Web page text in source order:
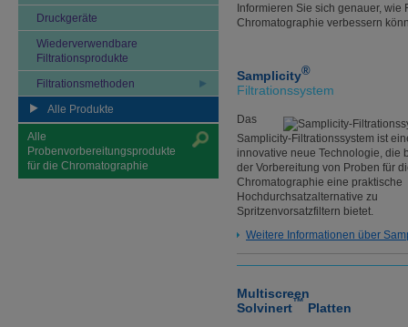
Druckgeräte
Wiederverwendbare
Filtrationsprodukte
Filtrationsmethoden
Alle Produkte
Alle
Probenvorbereitungsprodukte
für die Chromatographie
Informieren Sie sich genauer,
Chromatographie verbessern
Samplicity®
Filtrationssystem
Das
Samplicity-Filtrationssystem ist
innovative neue Technologie, die
der Vorbereitung von Proben für
Chromatographie eine praktische
Hochdurchsatzalternative zu
Spritzenvorsatzfiltern bietet.
Weitere Informationen über
Multiscreen
Solvinert™ Platten